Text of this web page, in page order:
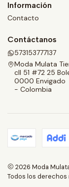
Información
Contacto
Contáctanos
573153777137
Moda Mulata
cll 51 #72 25
0000 Envigado
- Colombia
2026 Moda
Todos los derechos